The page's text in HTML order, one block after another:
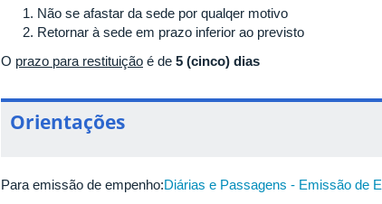
Não se afastar da sede por qualqer motivo
Retornar à sede em prazo inferior ao previsto
O prazo para restituição é de 5 (cinco) dias
Orientações
Para emissão de empenho:Diárias e Passagens - Emissão de